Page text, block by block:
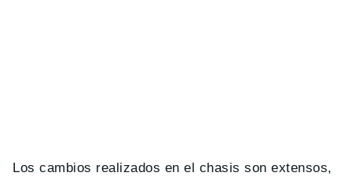
Los cambios realizados en el chasis son extensos,